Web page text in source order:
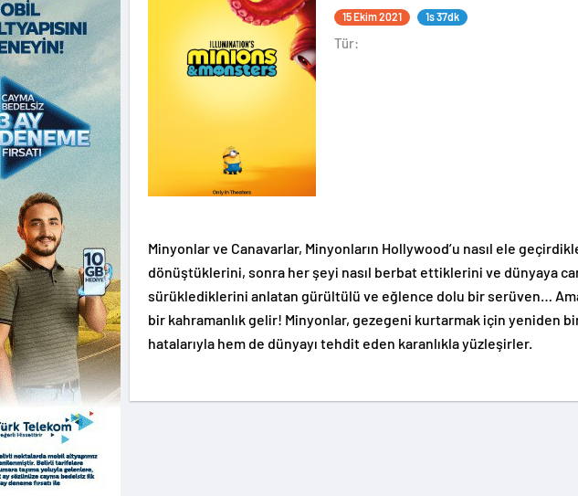
15 Ekim 2021 1s 37dk
Tür:
Minyonlar ve Canavarlar, Minyonların Hollywood’u nasıl ele
dönüştüklerini, sonra her şeyi nasıl berbat ettiklerini ve dünyaya
sürüklediklerini anlatan gürültülü ve eğlence dolu bir serüven…
bir kahramanlık gelir! Minyonlar, gezegeni kurtarmak için yeniden
hatalarıyla hem de dünyayı tehdit eden karanlıkla yüzleşirler.